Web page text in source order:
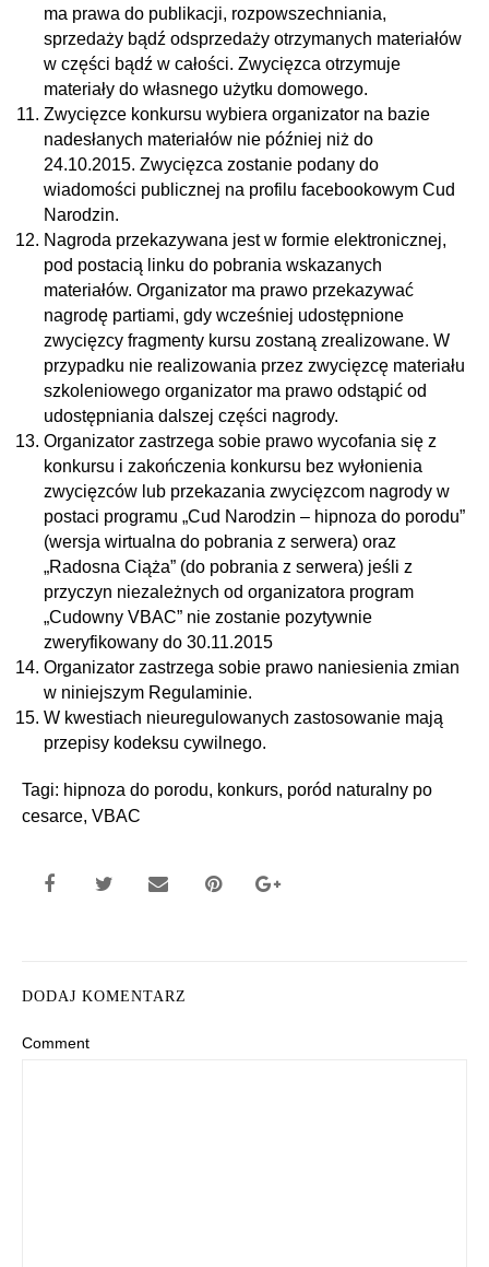
ma prawa do publikacji, rozpowszechniania,
sprzedaży bądź odsprzedaży otrzymanych materiałów
w części bądź w całości. Zwycięzca otrzymuje
materiały do własnego użytku domowego.
Zwycięzce konkursu wybiera organizator na bazie
nadesłanych materiałów nie później niż do
24.10.2015. Zwycięzca zostanie podany do
wiadomości publicznej na profilu facebookowym Cud
Narodzin.
Nagroda przekazywana jest w formie elektronicznej,
pod postacią linku do pobrania wskazanych
materiałów. Organizator ma prawo przekazywać
nagrodę partiami, gdy wcześniej udostępnione
zwycięzcy fragmenty kursu zostaną zrealizowane. W
przypadku nie realizowania przez zwycięzcę materiału
szkoleniowego organizator ma prawo odstąpić od
udostępniania dalszej części nagrody.
Organizator zastrzega sobie prawo wycofania się z
konkursu i zakończenia konkursu bez wyłonienia
zwycięzców lub przekazania zwycięzcom nagrody w
postaci programu „Cud Narodzin – hipnoza do porodu”
(wersja wirtualna do pobrania z serwera) oraz
„Radosna Ciąża” (do pobrania z serwera) jeśli z
przyczyn niezależnych od organizatora program
„Cudowny VBAC” nie zostanie pozytywnie
zweryfikowany do 30.11.2015
Organizator zastrzega sobie prawo naniesienia zmian
w niniejszym Regulaminie.
W kwestiach nieuregulowanych zastosowanie mają
przepisy kodeksu cywilnego.
Tagi: hipnoza do porodu, konkurs, poród naturalny po
cesarce, VBAC
DODAJ KOMENTARZ
Comment